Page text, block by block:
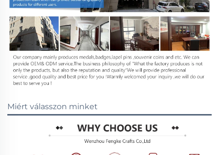
Miért válasszon minket